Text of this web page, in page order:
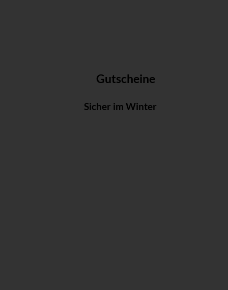
Gutscheine
Sicher im Winter